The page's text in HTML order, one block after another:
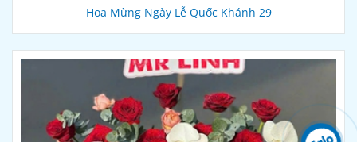
Hoa Mừng Ngày Lễ Quốc Khánh 29